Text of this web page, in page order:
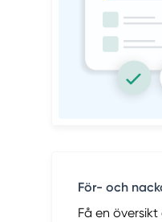
För- och
Få en